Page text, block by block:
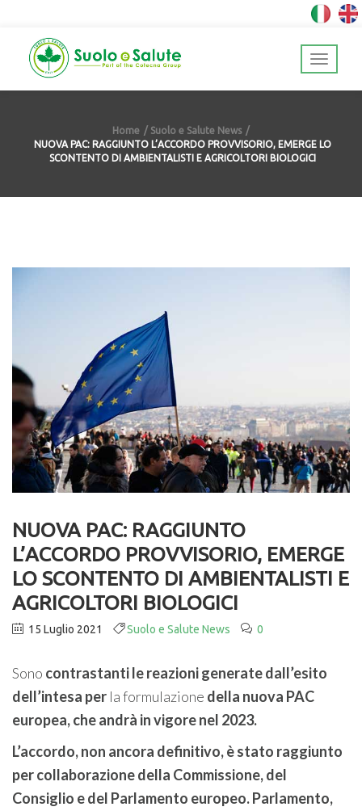
Home
Suolo e Salute News
NUOVA PAC: RAGGIUNTO L’ACCORDO PROVVISORIO, EMERGE LO
SCONTENTO DI AMBIENTALISTI E AGRICOLTORI BIOLOGICI
NUOVA PAC: RAGGIUNTO
L’ACCORDO PROVVISORIO, EMERGE
LO SCONTENTO DI AMBIENTALISTI E
AGRICOLTORI BIOLOGICI
15 Luglio 2021 Suolo e Salute News 0
Sono contrastanti le reazioni generate dall’esito
dell’intesa per la formulazione della nuova PAC
europea, che andrà in vigore nel 2023.
L’accordo, non ancora definitivo, è stato raggiunto
per collaborazione della Commissione, del
Consiglio e del Parlamento europeo. Parlamento,